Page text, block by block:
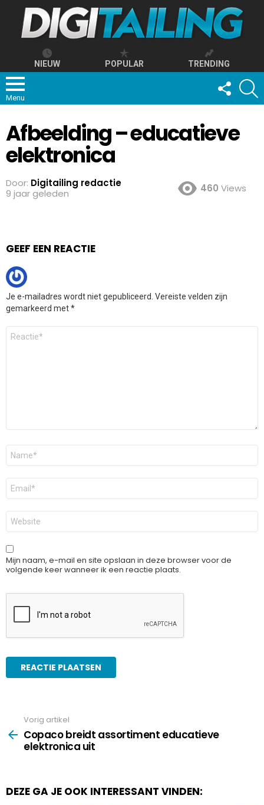
NIEUW POPULAR TRENDING
Menu
FOLLOW
US
Afbeelding – educatieve
elektronica
Door: Digitailing redactie
9 jaar geleden
460 Views
GEEF EEN REACTIE
Je e-mailadres wordt niet gepubliceerd. Vereiste velden zijn
gemarkeerd met*
Reactie
Naam
E-
mail
*
Site
Mijn naam, e-mail en site opslaan in deze browser voor de
volgende keer wanneer ik een reactie plaats.
more
Vorig artikel
Copaco breidt assortiment educatieve
elektronica uit
DEZE GA JE OOK INTERESSANT VINDEN: